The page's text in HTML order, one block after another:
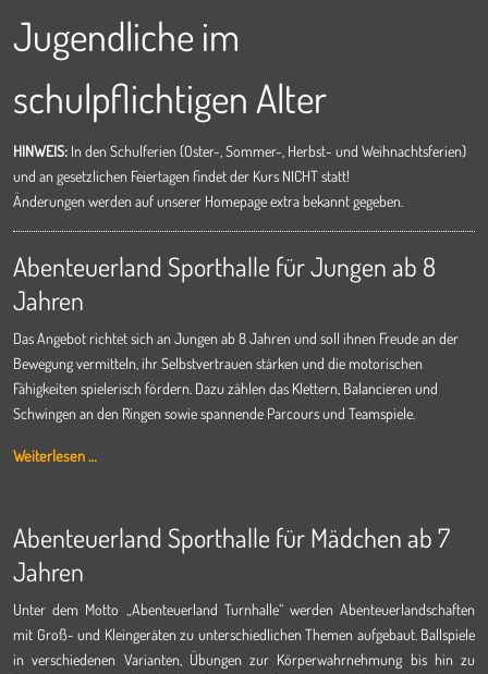
Jugendliche im
schulpflichtigen Alter
HINWEIS: In den Schulferien (Oster-, Sommer-, Herbst- und Weihnachtsferien)
und an gesetzlichen Feiertagen findet der Kurs NICHT statt!
Änderungen werden auf unserer Homepage extra bekannt gegeben.
Abenteuerland Sporthalle für Jungen ab 8
Jahren
Das Angebot richtet sich an Jungen ab 8 Jahren und soll ihnen Freude an der
Bewegung vermitteln, ihr Selbstvertrauen stärken und die motorischen
Fähigkeiten spielerisch fördern. Dazu zählen das Klettern, Balancieren und
Schwingen an den Ringen sowie spannende Parcours und Teamspiele.
Weiterlesen …
Abenteuerland Sporthalle für Mädchen ab 7
Jahren
Unter dem Motto „Abenteuerland Turnhalle“ werden Abenteuerlandschaften
mit Groß- und Kleingeräten zu unterschiedlichen Themen aufgebaut. Ballspiele
in verschiedenen Varianten, Übungen zur Körperwahrnehmung bis hin zu